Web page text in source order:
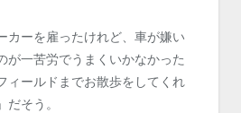
カーを雇ったけれど、車が嫌い
が一苦労でうまくいかなかった
ィールドまでお散歩をしてくれ
そう。